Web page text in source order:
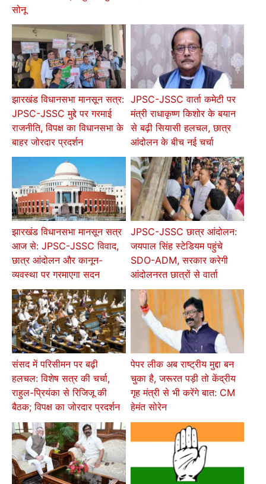
सोनू
झारखंड विधानसभा मानसून सत्र:
JPSC-JSSC मुद्दे पर गरमाई
राजनीति, विपक्ष का विधानसभा के
बाहर जोरदार प्रदर्शन
JPSC-JSSC वार्ता कमेटी पर
मंत्री राधाकृष्ण किशोर के बयान
से बढ़ी सियासी हलचल, छात्र
आंदोलन के बीच नई चर्चा
झारखंड विधानसभा मानसून सत्र
आज से: JPSC-JSSC विवाद,
छात्र आंदोलन और कानून-
व्यवस्था पर गरमाएगा सदन
JPSC-JSSC छात्र आंदोलन:
जयपाल सिंह स्टेडियम पहुंचे
SDO-ADM, सरकार करेगी
आंदोलनरत छात्रों से वार्ता
संसद में परिसीमन पर बढ़ी
हलचल: विशेष सत्र की चर्चा,
राहुल-प्रियंका से रिजिजू की
बैठक; विपक्ष का जोरदार प्रदर्शन
पेपर लीक अब राष्ट्रीय मुद्दा बन
चुका है, जरूरत पड़ी तो केंद्रीय
गृह मंत्री से भी करेंगे बात: CM
हेमंत सोरेन